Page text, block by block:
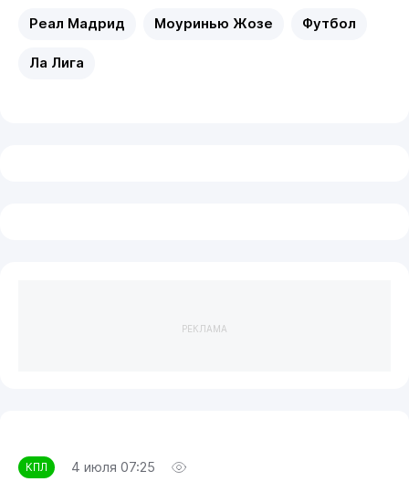
Реал Мадрид Моуринью Жозе Футбол
Ла Лига
РЕКЛАМА
КПЛ 4 июля 07:25